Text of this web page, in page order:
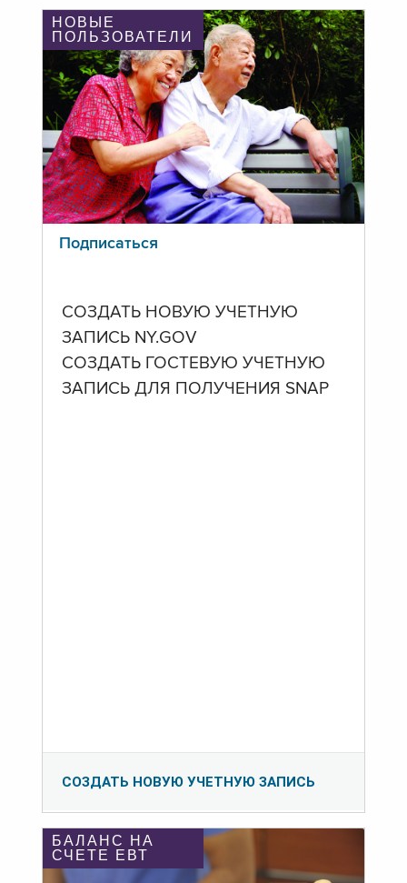
НОВЫЕ
ПОЛЬЗОВАТЕЛИ
Подписаться
СОЗДАТЬ НОВУЮ УЧЕТНУЮ
ЗАПИСЬ NY.GOV
СОЗДАТЬ ГОСТЕВУЮ УЧЕТНУЮ
ЗАПИСЬ ДЛЯ ПОЛУЧЕНИЯ SNAP
СОЗДАТЬ НОВУЮ УЧЕТНУЮ ЗАПИСЬ
БАЛАНС НА
СЧЕТЕ ЕВТ